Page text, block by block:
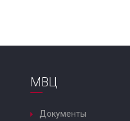
МВЦ
Документы